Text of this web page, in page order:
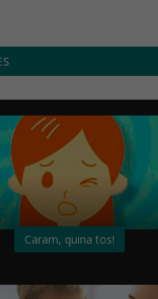
Caram, quina tos!